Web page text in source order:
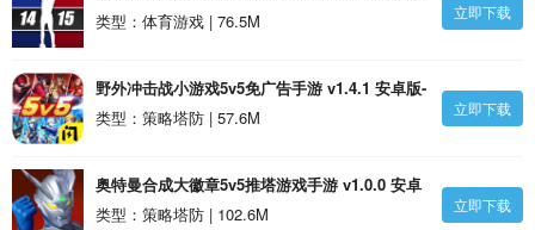
版-手机版下载
类型：体育游戏 | 76.5M 立即下载
野外冲击战小游戏5v5免广告手游 v1.4.1 安卓版-
手机版下载
类型：策略塔防 | 57.6M 立即下载
奥特曼合成大徽章5v5推塔游戏手游 v1.0.0 安卓
版-手机版下载
类型：策略塔防 | 102.6M 立即下载